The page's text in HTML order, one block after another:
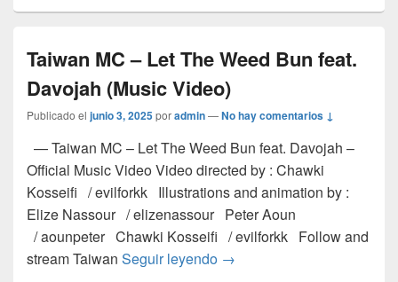
Taiwan MC – Let The Weed Bun feat.
Davojah (Music Video)
Publicado el junio 3, 2025poradmin—No hay comentarios ↓
— Taiwan MC – Let The Weed Bun feat. Davojah –
Official Music Video Video directed by : Chawki
Kosseifi / evilforkk Illustrations and animation by :
Elize Nassour / elizenassour Peter Aoun
/ aounpeter Chawki Kosseifi / evilforkk Follow and
stream Taiwan Seguir leyendo Taiwan MC – Let The
→